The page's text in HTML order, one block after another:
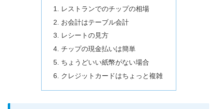
レストランでのチップの相場
お会計はテーブル会計
レシートの見方
チップの現金払いは簡単
ちょうどいい紙幣がない場合
クレジットカードはちょっと複雑